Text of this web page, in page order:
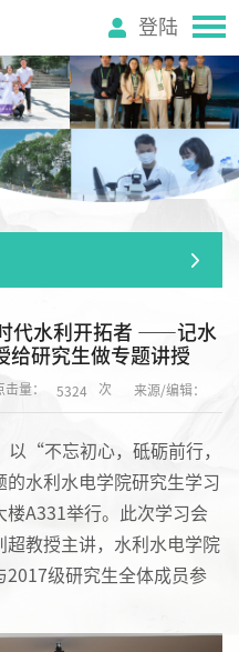
登陆
代水利开拓者 ——记水
给研究生做专题讲授
击量： 5324 次 来源/编辑：
以“不忘初心，砥砺前行，
水利水电学院研究生学习
A331举行。此次学习会
超教授主讲，水利水电学院
级研究生全体成员参